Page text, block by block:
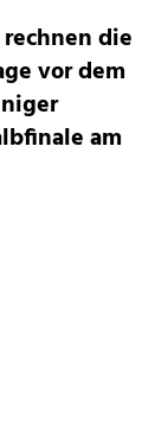
die
vor dem
am